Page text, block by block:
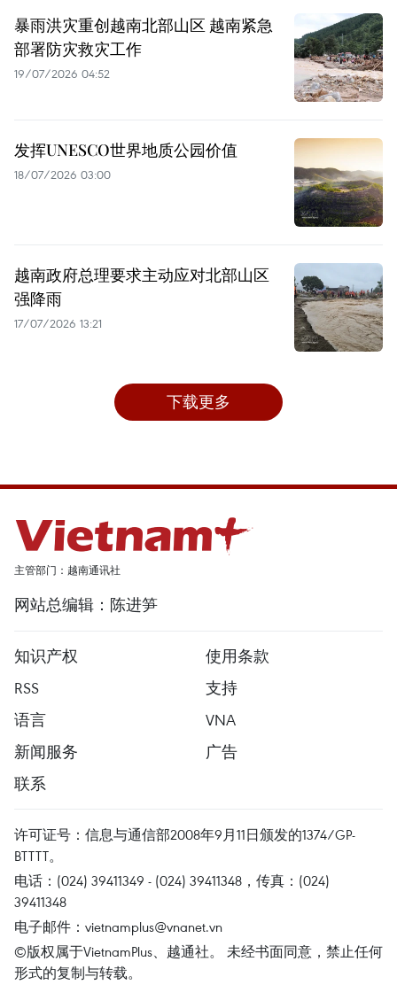
暴雨洪灾重创越南北部山区 越南紧急
部署防灾救灾工作
19/07/2026 04:52
发挥UNESCO世界地质公园价值
18/07/2026 03:00
越南政府总理要求主动应对北部山区
强降雨
17/07/2026 13:21
下载更多
主管部门：越南通讯社
网站总编辑：陈进笋
知识产权
使用条款
RSS
支持
语言
VNA
新闻服务
广告
联系
许可证号：信息与通信部2008年9月11日颁发的1374/GP-
BTTTT。
电话：(024) 39411349 - (024) 39411348，传真：(024)
39411348
电子邮件： vietnamplus@vnanet.vn
©版权属于VietnamPlus、越通社。 未经书面同意，禁止任何
形式的复制与转载。